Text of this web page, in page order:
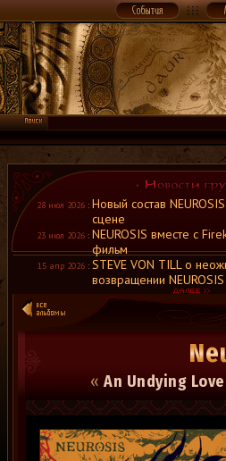
28 июл 2026: Новый состав
сцене
23 июл 2026: NEUROSIS вместе с
фильм
15 апр 2026: STEVE VON TILL о
возвращении NEUROSIS
«An Undying